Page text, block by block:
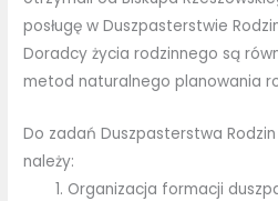
posługę w Duszpasterstwie
Doradcy życia rodzinnego są
metod naturalnego planowania
Do zadań Duszpasterstwa
należy:
Organizacja formacji